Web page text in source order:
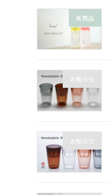
新商品
お知らせ
お知らせ